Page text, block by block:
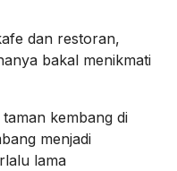
dan restoran,
bakal menikmati
kembang di
menjadi
lama